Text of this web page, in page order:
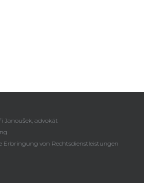
Janoušek, advokát
Erbringung von Rechtsdienstleistungen